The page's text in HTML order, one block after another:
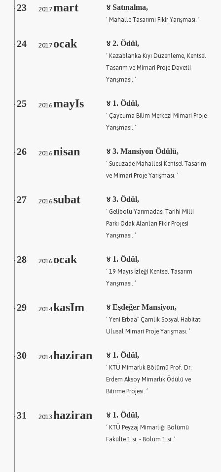
-23 2017mart ४ Satınalma,
‘ Mahalle Tasarımı Fikir Yarışması. ’
-24 2017ocak ४ 2. Ödül,
‘ Kazablanka Kıyı Düzenleme, Kentsel
Tasarım ve Mimari Proje Davetli
Yarışması. ’
-25 2016mayIs ४ 1. Ödül,
‘ Çaycuma Bilim Merkezi Mimari Proje
Yarışması. ’
-26 2016nisan ४ 3. Mansiyon Ödülü,
‘ Sucuzade Mahallesi Kentsel Tasarım
ve Mimari Proje Yarışması. ’
-27 2016subat ४ 3. Ödül,
‘ Gelibolu Yarımadası Tarihi Milli
Parkı Odak Alanları Fikir Projesi
Yarışması. ’
-28 2016ocak ४ 1. Ödül,
‘ 19 Mayıs İzleği Kentsel Tasarım
Yarışması. ’
-29 2014kasIm ४ Eşdeğer Mansiyon,
‘ Yeni Erbaa” Çamlık Sosyal Habitatı
Ulusal Mimari Proje Yarışması. ’
-30 2014haziran ४ 1. Ödül,
‘ KTÜ Mimarlık Bölümü Prof. Dr.
Erdem Aksoy Mimarlık Ödülü ve
Bitirme Projesi. ’
-31 2013haziran ४ 1. Ödül,
‘ KTÜ Peyzaj Mimarlığı Bölümü
Fakülte 1.si. - Bölüm 1.si. ’